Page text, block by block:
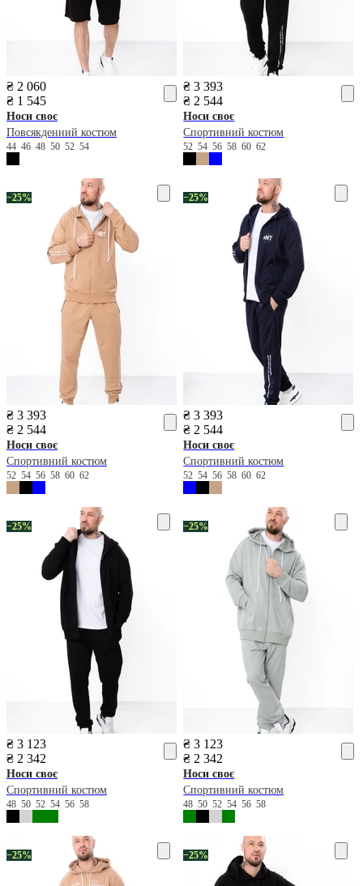
₴ 2 060
₴ 1 545
Носи своє
Повсякденний костюм
44 46 48 50 52 54
₴ 3 393
₴ 2 544
Носи своє
Спортивний костюм
525456586062
−25%
₴ 3 393
₴ 2 544
Носи своє
Спортивний костюм
52 54 56 58 60 62
−25%
₴ 3 393
₴ 2 544
Носи своє
Спортивний костюм
525456586062
−25%
₴ 3 123
₴ 2 342
Носи своє
Спортивний костюм
48 50 52 54 56 58
−25%
₴ 3 123
₴ 2 342
Носи своє
Спортивний костюм
485052545658
−25% −25%